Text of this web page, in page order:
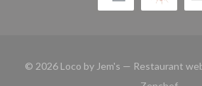
© 2026 Loco by Jem's — Restaurant